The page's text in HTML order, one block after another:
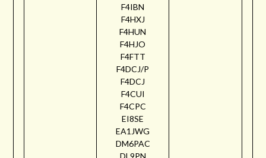
F4IBN
F4HXJ
F4HUN
F4HJO
F4FTT
F4DCJ/P
F4DCJ
F4CUI
F4CPC
EI8SE
EA1JWG
DM6PAC